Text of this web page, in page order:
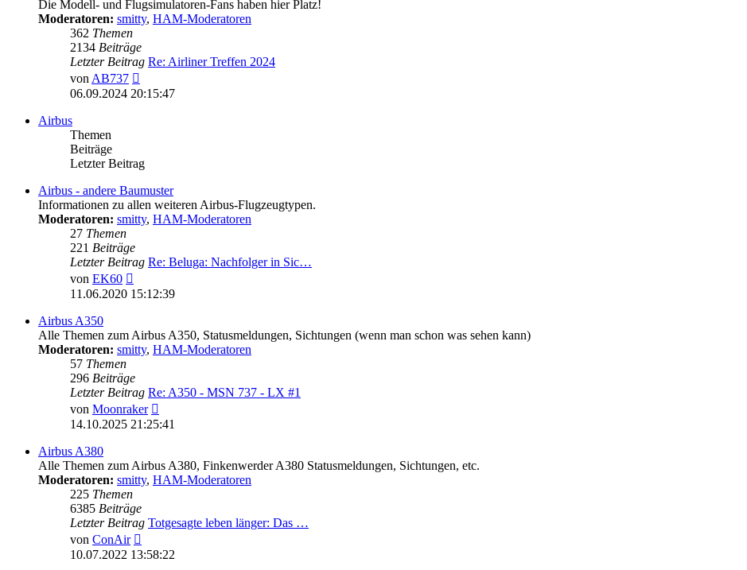
Die Modell- und Flugsimulatoren-Fans haben hier Platz!
Moderatoren: smitty, HAM-Moderatoren
362 Themen
2134 Beiträge
Letzter Beitrag Re: Airliner Treffen 2024
vonAB737
Beitrag
06.09.2024 20:15:47
Airbus
Themen
Beiträge
Letzter Beitrag
Airbus - andere Baumuster
Informationen zu allen weiteren Airbus-Flugzeugtypen.
Moderatoren: smitty, HAM-Moderatoren
27 Themen
221 Beiträge
Letzter Beitrag Re: Beluga: Nachfolger in Sic…
von EK60
Beitrag
11.06.2020 15:12:39
Airbus A350
Alle Themen zum Airbus A350, Statusmeldungen, Sichtungen (wenn man schon was sehen kann)
Moderatoren: smitty, HAM-Moderatoren
57 Themen
296 Beiträge
Letzter Beitrag Re: A350 - MSN 737 - LX #1
von Moonraker
Beitrag
14.10.2025 21:25:41
Airbus A380
Alle Themen zum Airbus A380, Finkenwerder A380 Statusmeldungen, Sichtungen, etc.
Moderatoren: smitty, HAM-Moderatoren
225 Themen
6385 Beiträge
Letzter Beitrag Totgesagte leben länger: Das …
von ConAir
Beitrag
10.07.2022 13:58:22